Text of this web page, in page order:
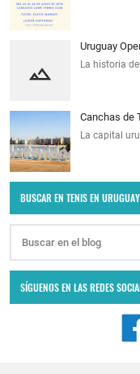
Uruguay
La historia
Canchas de
La capital
BUSCAR EN TENIS EN URUGUAY
SÍGUENOS EN LAS REDES